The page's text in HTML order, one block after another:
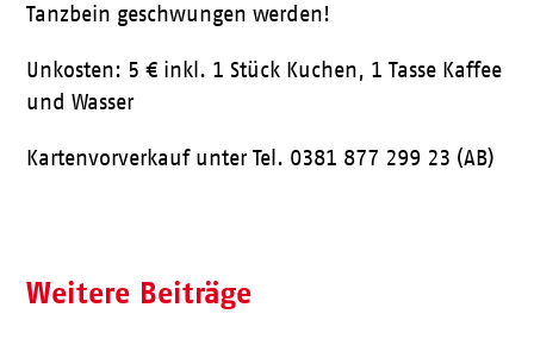
Tanzbein geschwungen werden!
Unkosten: 5 € inkl. 1 Stück Kuchen, 1 Tasse Kaffee
und Wasser
Kartenvorverkauf unter Tel. 0381 877 299 23 (AB)
Weitere Beiträge